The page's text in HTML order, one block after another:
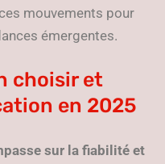
mouvements pour
émergentes.
choisir et
en 2025
sur la fiabilité et